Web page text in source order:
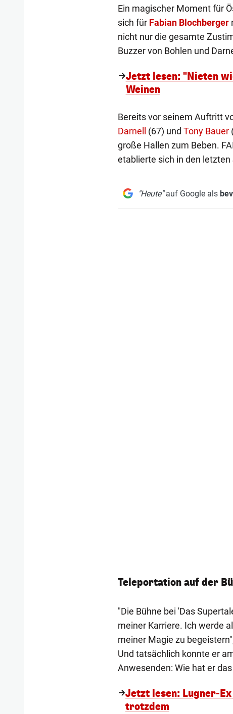
Ein magischer Moment für
sich für Fabian Blochberger
nicht nur die gesamte
Buzzer von Bohlen und
Jetzt lesen: "Nieten
Weinen
Bereits vor seinem Auftritt
Darnell (67) und Tony Bauer
große Hallen zum Beben.
etablierte sich in den
"Heute"auf Google als
Teleportation auf der
"Die Bühne bei 'Das
meiner Karriere. Ich werde
meiner Magie zu
Und tatsächlich konnte er
Anwesenden: Wie hat er
Jetzt lesen: Lugner-
trotzdem